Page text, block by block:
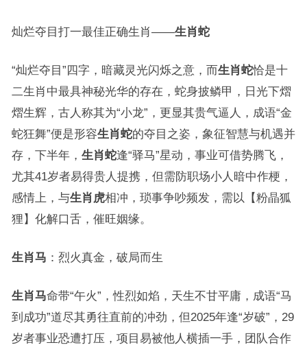
灿烂夺目打一最佳正确生肖——生肖蛇
“灿烂夺目”四字，暗藏灵光闪烁之意，而生肖蛇恰是十
二生肖中最具神秘光华的存在，蛇身披鳞甲，日光下熠
熠生辉，古人称其为“小龙”，更显其贵气逼人，成语“金
蛇狂舞”便是形容生肖蛇的夺目之姿，象征智慧与机遇并
存，下半年， 生肖蛇逢“驿马”星动，事业可借势腾飞，
尤其41岁者易得贵人提携，但需防职场小人暗中作梗，
感情上，与生肖虎相冲，琐事争吵频发，需以【粉晶狐
狸】化解口舌，催旺姻缘。
生肖马 ：烈火真金，破局而生
生肖马命带“午火”，性烈如焰，天生不甘平庸，成语“马
到成功”道尽其勇往直前的冲劲，但2025年逢“岁破”，29
岁者事业恐遭打压，项目易被他人横插一手，团队合作